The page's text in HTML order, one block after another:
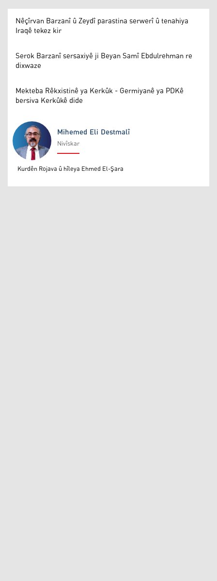
Nêçîrvan Barzanî û Zeydî parastina serwerî û tenahiya
Iraqê tekez kir
Serok Barzanî sersaxiyê ji Beyan Samî Ebdulrehman re
dixwaze
Mekteba Rêkxistinê ya Kerkûk - Germiyanê ya PDKê
bersiva Kerkûkê dide
Mihemed Eli Destmalî
Mihemed Eli Destmalî
Nivîskar
Kurdên Rojava û hîleya Ehmed El-Şara